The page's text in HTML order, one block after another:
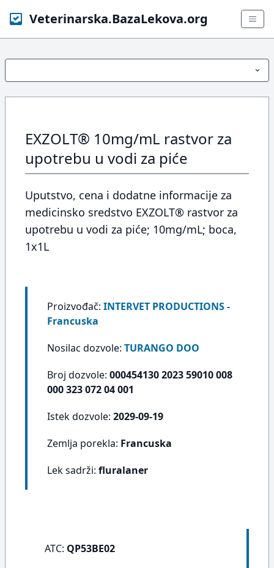
Veterinarska.BazaLekova.org
EXZOLT® 10mg/mL rastvor za
upotrebu u vodi za piće
Uputstvo, cena i dodatne informacije za
medicinsko sredstvo EXZOLT® rastvor za
upotrebu u vodi za piće; 10mg/mL; boca,
1x1L
Proizvođač: INTERVET PRODUCTIONS -
Francuska
Nosilac dozvole: TURANGO DOO
Broj dozvole: 000454130 2023 59010 008
000 323 072 04 001
Istek dozvole: 2029-09-19
Zemlja porekla: Francuska
Lek sadrži: fluralaner
ATC: QP53BE02